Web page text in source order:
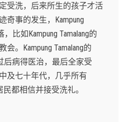
受洗，后来所生的孩子才活
奇事的发生，Kampung
比如Kampung Tamalang的
。Kampung Tamalang的
后病得医治，最后全家受
及七十年代，几乎所有
民都相信并接受洗礼。